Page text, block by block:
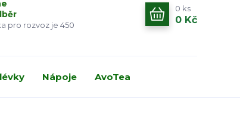
pro rozvoz je 450
0 ks
0 Kč
Nápoje AvoTea